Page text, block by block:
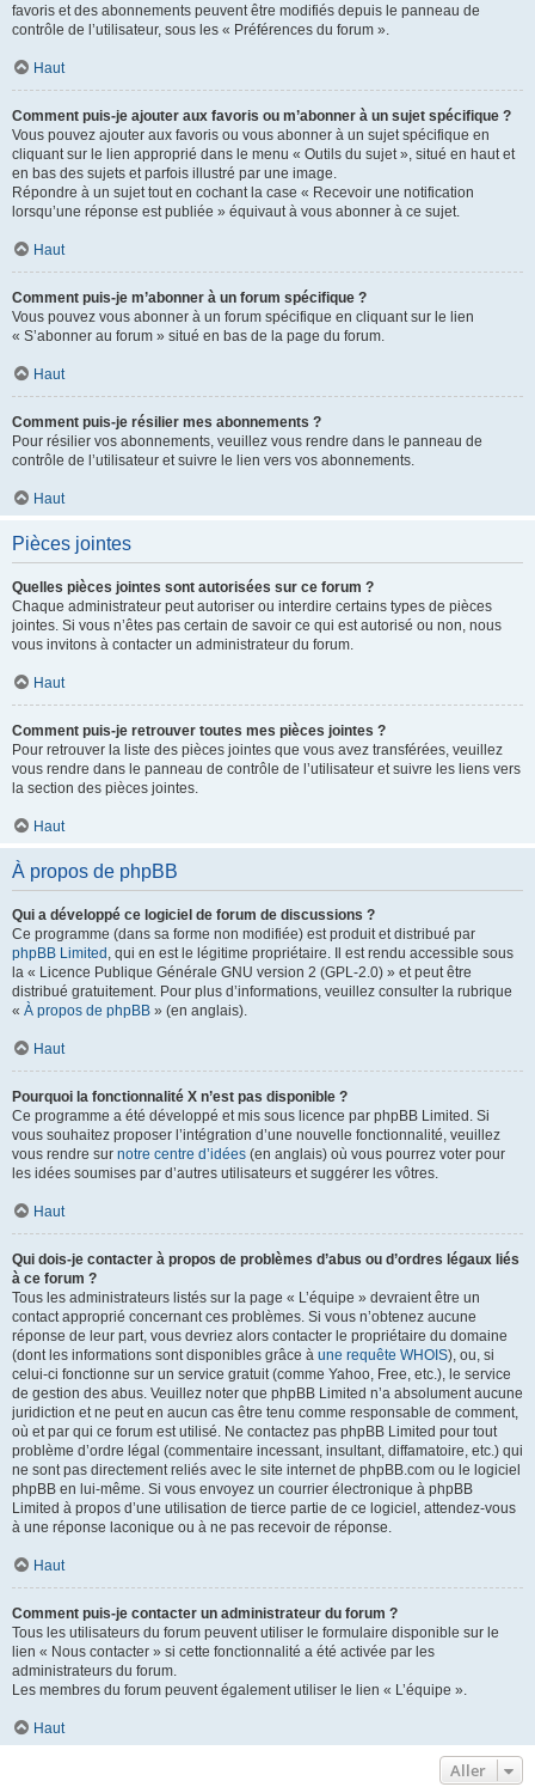
favoris et des abonnements peuvent être modifiés depuis le panneau de
contrôle de l’utilisateur, sous les « Préférences du forum ».
Haut
Comment puis-je ajouter aux favoris ou m’abonner à un sujet spécifique ?
Vous pouvez ajouter aux favoris ou vous abonner à un sujet spécifique en
cliquant sur le lien approprié dans le menu « Outils du sujet », situé en haut et
en bas des sujets et parfois illustré par une image.
Répondre à un sujet tout en cochant la case « Recevoir une notification
lorsqu’une réponse est publiée » équivaut à vous abonner à ce sujet.
Haut
Comment puis-je m’abonner à un forum spécifique ?
Vous pouvez vous abonner à un forum spécifique en cliquant sur le lien
« S’abonner au forum » situé en bas de la page du forum.
Haut
Comment puis-je résilier mes abonnements ?
Pour résilier vos abonnements, veuillez vous rendre dans le panneau de
contrôle de l’utilisateur et suivre le lien vers vos abonnements.
Haut
Pièces jointes
Quelles pièces jointes sont autorisées sur ce forum ?
Chaque administrateur peut autoriser ou interdire certains types de pièces
jointes. Si vous n’êtes pas certain de savoir ce qui est autorisé ou non, nous
vous invitons à contacter un administrateur du forum.
Haut
Comment puis-je retrouver toutes mes pièces jointes ?
Pour retrouver la liste des pièces jointes que vous avez transférées, veuillez
vous rendre dans le panneau de contrôle de l’utilisateur et suivre les liens vers
la section des pièces jointes.
Haut
À propos de phpBB
Qui a développé ce logiciel de forum de discussions ?
Ce programme (dans sa forme non modifiée) est produit et distribué par
phpBB Limited , qui en est le légitime propriétaire. Il est rendu accessible sous
la « Licence Publique Générale GNU version 2 (GPL-2.0) » et peut être
distribué gratuitement. Pour plus d’informations, veuillez consulter la rubrique
« À propos de phpBB » (en anglais).
Haut
Pourquoi la fonctionnalité X n’est pas disponible ?
Ce programme a été développé et mis sous licence par phpBB Limited. Si
vous souhaitez proposer l’intégration d’une nouvelle fonctionnalité, veuillez
vous rendre sur notre centre d’idées (en anglais) où vous pourrez voter pour
les idées soumises par d’autres utilisateurs et suggérer les vôtres.
Haut
Qui dois-je contacter à propos de problèmes d’abus ou d’ordres légaux liés
à ce forum ?
Tous les administrateurs listés sur la page « L’équipe » devraient être un
contact approprié concernant ces problèmes. Si vous n’obtenez aucune
réponse de leur part, vous devriez alors contacter le propriétaire du domaine
(dont les informations sont disponibles grâce à une requête WHOIS), ou, si
celui-ci fonctionne sur un service gratuit (comme Yahoo, Free, etc.), le service
de gestion des abus. Veuillez noter que phpBB Limited n’a absolument aucune
juridiction et ne peut en aucun cas être tenu comme responsable de comment,
où et par qui ce forum est utilisé. Ne contactez pas phpBB Limited pour tout
problème d’ordre légal (commentaire incessant, insultant, diffamatoire, etc.) qui
ne sont pas directement reliés avec le site internet de phpBB.com ou le logiciel
phpBB en lui-même. Si vous envoyez un courrier électronique à phpBB
Limited à propos d’une utilisation de tierce partie de ce logiciel, attendez-vous
à une réponse laconique ou à ne pas recevoir de réponse.
Haut
Comment puis-je contacter un administrateur du forum ?
Tous les utilisateurs du forum peuvent utiliser le formulaire disponible sur le
lien « Nous contacter » si cette fonctionnalité a été activée par les
administrateurs du forum.
Les membres du forum peuvent également utiliser le lien « L’équipe ».
Haut
Aller